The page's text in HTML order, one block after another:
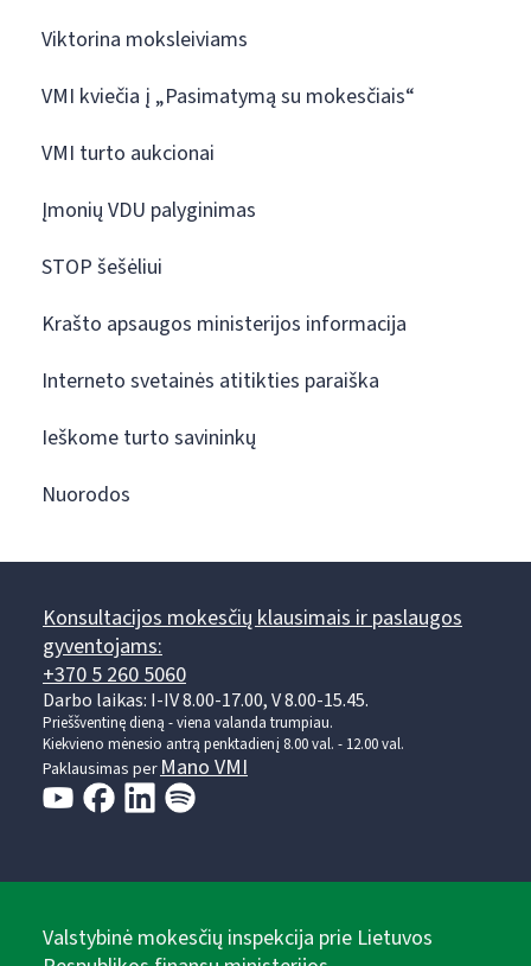
Viktorina moksleiviams
VMI kviečia į „Pasimatymą su mokesčiais“
VMI turto aukcionai
Įmonių VDU palyginimas
STOP šešėliui
Krašto apsaugos ministerijos informacija
Interneto svetainės atitikties paraiška
Ieškome turto savininkų
Nuorodos
Konsultacijos mokesčių klausimais ir paslaugos
gyventojams:
+370 5 260 5060
Darbo laikas: I-IV 8.00-17.00, V 8.00-15.45.
Prieššventinę dieną - viena valanda trumpiau.
Kiekvieno mėnesio antrą penktadienį 8.00 val. - 12.00 val.
Paklausimas perMano VMI
Valstybinė mokesčių inspekcija prie Lietuvos